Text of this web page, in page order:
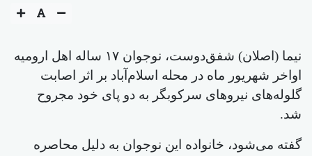
نیما (اصلان) شفق‌دوست، نوجوان ۱۷ ساله اهل ارومیه
اواخر شهریور ماه در محله اسلام‌آباد بر اثر اصابت
گلوله‌های نیروهای سرکوبگر به دو پای خود مجروح
شد.
گفته می‌شود، خانواده این نوجوان به دلیل محاصره